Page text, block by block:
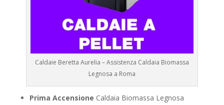
Caldaie Beretta Aurelia – Assistenza Caldaia Biomassa
Legnosa a Roma
Prima Accensione Caldaia Biomassa Legnosa